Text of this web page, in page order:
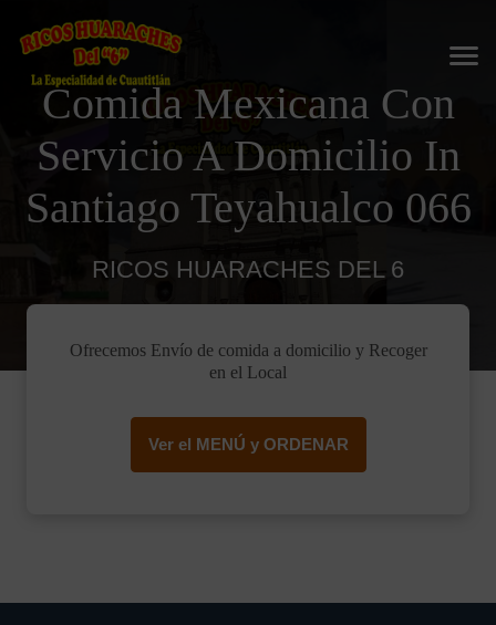
Comida Mexicana Con
Servicio A Domicilio In
Santiago Teyahualco 066
RICOS HUARACHES DEL 6
Ofrecemos Envío de comida a domicilio y Recoger
en el Local
Ver el MENÚ y ORDENAR